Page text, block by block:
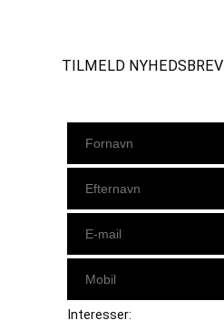
TILMELD NYHEDSBREV
Interesser: